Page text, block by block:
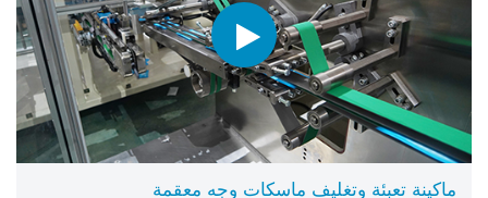
ماكينة تعبئة وتغليف ماسكات وجه معقمة